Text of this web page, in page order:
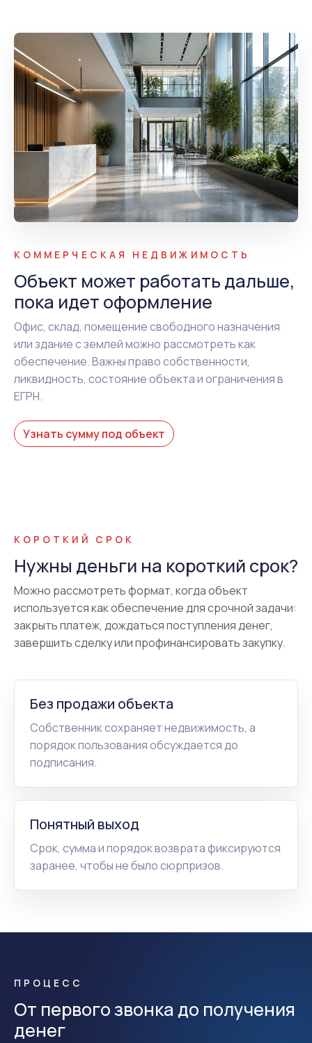
КОММЕРЧЕСКАЯ НЕДВИЖИМОСТЬ
Объект может работать дальше,
пока идет оформление
Офис, склад, помещение свободного назначения
или здание с землей можно рассмотреть как
обеспечение. Важны право собственности,
ликвидность, состояние объекта и ограничения в
ЕГРН.
Узнать сумму под объект
КОРОТКИЙ СРОК
Нужны деньги на короткий срок?
Можно рассмотреть формат, когда объект
используется как обеспечение для срочной задачи:
закрыть платеж, дождаться поступления денег,
завершить сделку или профинансировать закупку.
Без продажи объекта
Собственник сохраняет недвижимость, а
порядок пользования обсуждается до
подписания.
Понятный выход
Срок, сумма и порядок возврата фиксируются
заранее, чтобы не было сюрпризов.
ПРОЦЕСС
От первого звонка до получения
денег